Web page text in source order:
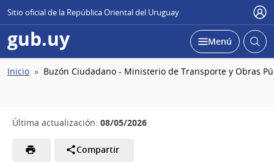
Sitio oficial de la República Oriental del Uruguay
gub.uy Desplegar
Menú Abrir
Ruta
Inicio Buzón Ciudadano - Ministerio de Transporte y Obras
Última actualización: 08/05/2026
Compartir